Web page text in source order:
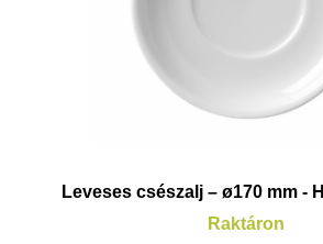
Leveses csészalj – ø170 mm -
Raktáron